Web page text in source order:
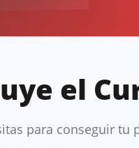
el
para conseguir tu